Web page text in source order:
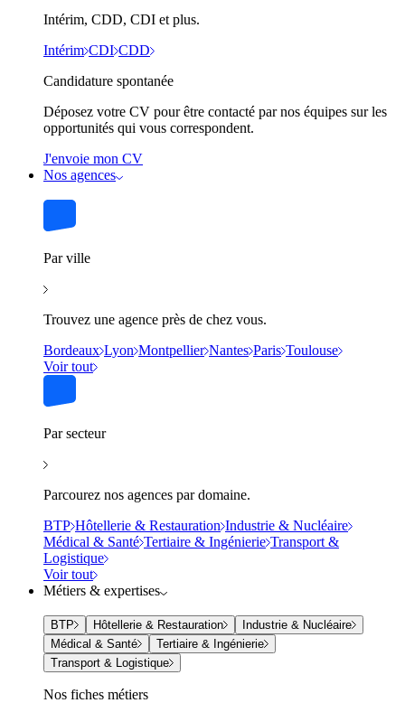
Intérim, CDD, CDI et plus.
Intérim CDI CDD
Candidature spontanée
Déposez votre CV pour être contacté par nos équipes sur les
opportunités qui vous correspondent.
J'envoie mon CV
Nos agences
Par ville
Trouvez une agence près de chez vous.
Bordeaux Lyon Montpellier Nantes Paris Toulouse
Voir tout
Par secteur
Parcourez nos agences par domaine.
BTP Hôtellerie & Restauration Industrie & Nucléaire
Médical & Santé Tertiaire & Ingénierie Transport &
Logistique
Voir tout
Métiers & expertises
BTP Hôtellerie & Restauration
Industrie & Nucléaire
Médical & Santé
Tertiaire & Ingénierie
Transport & Logistique
Nos fiches métiers